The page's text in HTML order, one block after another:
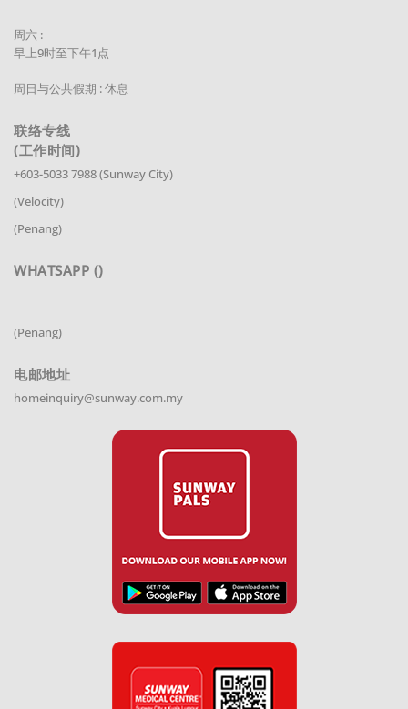
周六 :
早上9时至下午1点
周日与公共假期 : 休息
联络专线
(工作时间)
+603-5033 7988 (Sunway City)
(Velocity)
(Penang)
WHATSAPP ()
(Penang)
电邮地址
homeinquiry@sunway.com.my